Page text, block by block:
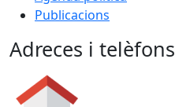
Publicacions
Adreces i telèfons